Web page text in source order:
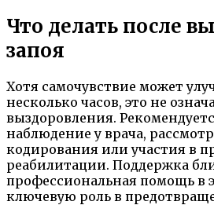
Что делать после
запоя
Хотя самочувствие может
несколько часов, это не
выздоровления.
наблюдение у врача,
кодирования или участия в
реабилитации. Поддержка
профессиональная помощь в
ключевую роль в